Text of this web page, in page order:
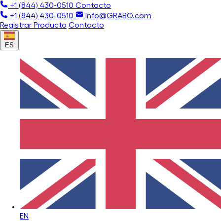
+1 (844) 430-0510 Contacto
+1 (844) 430-0510
Info@GRABO.com
Registrar Producto Contacto
ES
EN